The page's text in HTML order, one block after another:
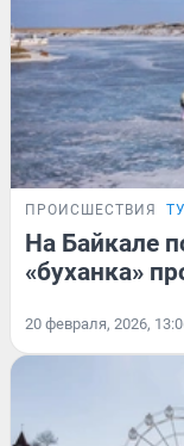
ПРОИСШЕСТВИЯ
На Байкале
«буханка»
20 февраля, 2026,